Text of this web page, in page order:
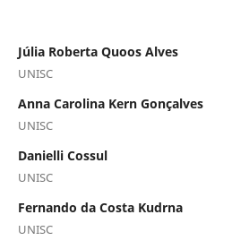
Júlia Roberta Quoos Alves
UNISC
Anna Carolina Kern Gonçalves
UNISC
Danielli Cossul
UNISC
Fernando da Costa Kudrna
UNISC